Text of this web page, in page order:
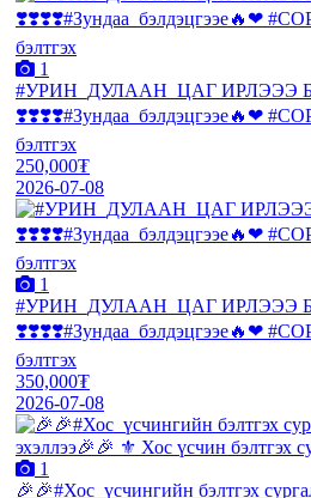
1
#УРИН_ДУЛААН_ЦАГ ИРЛЭЭЭ
❣️❣️❣️❣️#Зундаа_бэлдэцгээе🔥❤
бэлтгэх
250,000₮
2026-07-08
1
#УРИН_ДУЛААН_ЦАГ ИРЛЭЭЭ
❣️❣️❣️❣️#Зундаа_бэлдэцгээе🔥❤
бэлтгэх
350,000₮
2026-07-08
1
🎉🎉#Хос_үсчингийн бэлтгэх